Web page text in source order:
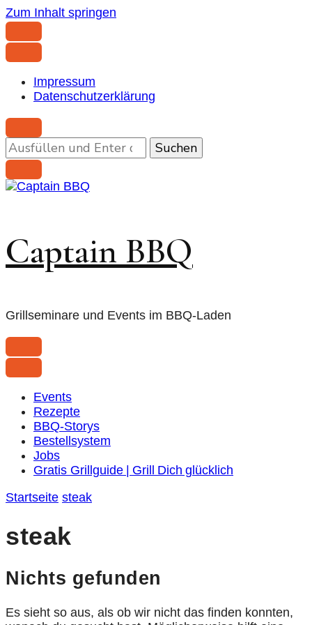
Zum Inhalt springen
Impressum
Datenschutzerklärung
Suchst
du
nach
etwas?
Captain BBQ
Grillseminare und Events im BBQ-Laden
Events
Rezepte
BBQ-Storys
Bestellsystem
Jobs
Gratis Grillguide | Grill Dich glücklich
Startseite steak
steak
Nichts gefunden
Es sieht so aus, als ob wir nicht das finden konnten,